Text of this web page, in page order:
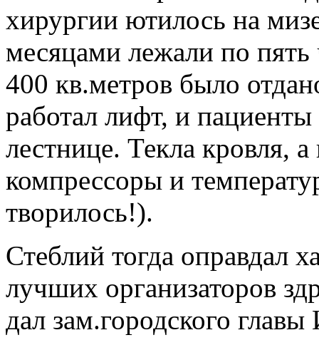
хирургии ютилось на
месяцами лежали по пять
400 кв.метров было
работал лифт, и
лестнице. Текла кровля,
компрессоры и
творилось!).
Стеблий тогда оправдал
лучших организаторов
дал зам.городского главы